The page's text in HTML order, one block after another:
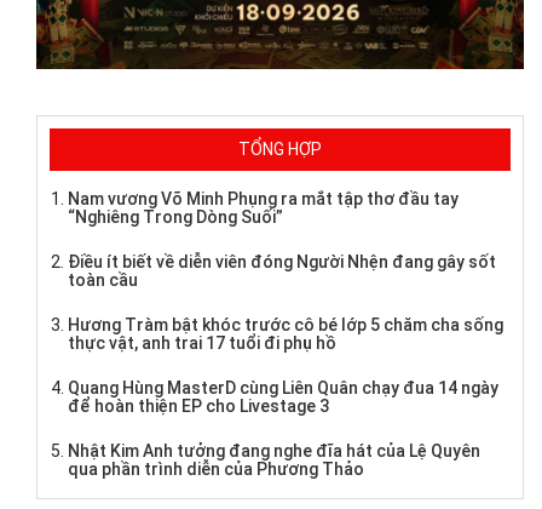
TỔNG HỢP
Nam vương Võ Minh Phụng ra mắt tập thơ đầu tay
“Nghiêng Trong Dòng Suối”
Điều ít biết về diễn viên đóng Người Nhện đang gây sốt
toàn cầu
Hương Tràm bật khóc trước cô bé lớp 5 chăm cha sống
thực vật, anh trai 17 tuổi đi phụ hồ
Quang Hùng MasterD cùng Liên Quân chạy đua 14 ngày
để hoàn thiện EP cho Livestage 3
Nhật Kim Anh tưởng đang nghe đĩa hát của Lệ Quyên
qua phần trình diễn của Phương Thảo